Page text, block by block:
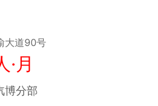
大道90号
月
博分部